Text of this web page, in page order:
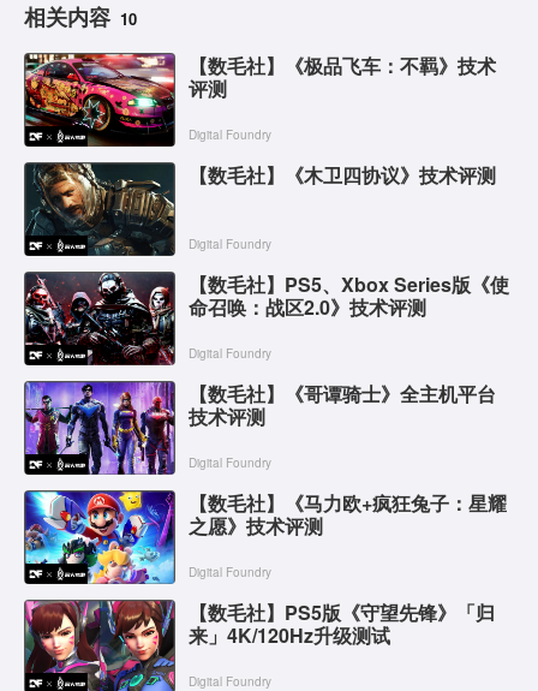
相关内容 10
【数毛社】《极品飞车：不羁》技术
评测
Digital Foundry
【数毛社】《木卫四协议》技术评测
Digital Foundry
【数毛社】PS5、Xbox Series版《使
命召唤：战区2.0》技术评测
Digital Foundry
【数毛社】《哥谭骑士》全主机平台
技术评测
Digital Foundry
【数毛社】《马力欧+疯狂兔子：星耀
之愿》技术评测
Digital Foundry
【数毛社】PS5版《守望先锋》「归
来」4K/120Hz升级测试
Digital Foundry